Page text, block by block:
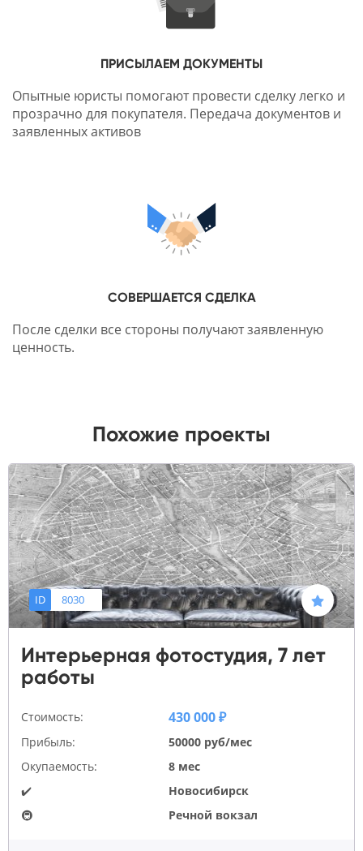
ПРИСЫЛАЕМ ДОКУМЕНТЫ
Опытные юристы помогают провести сделку легко и
прозрачно для покупателя. Передача документов и
заявленных активов
СОВЕРШАЕТСЯ СДЕЛКА
После сделки все стороны получают заявленную
ценность.
Похожие проекты
ID 8030
Интерьерная фотостудия, 7 лет
работы
Стоимость: 430 000 ₽
Прибыль:
50000 руб/мес
Окупаемость:
8 мес
✔️
Новосибирск
🚇
Речной вокзал